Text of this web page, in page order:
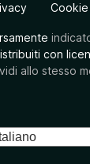
Cookie
con
allo stesso